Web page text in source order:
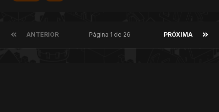
ANTERIOR PRÓXIMA
Página 1 de 26